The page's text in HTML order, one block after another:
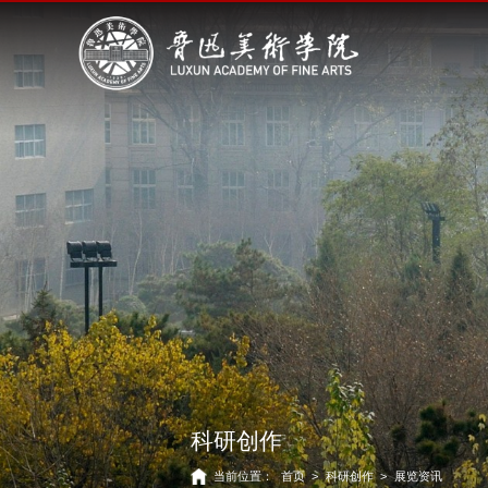
科研创作
当前位置： 首页 > 科研创作 > 展览资讯